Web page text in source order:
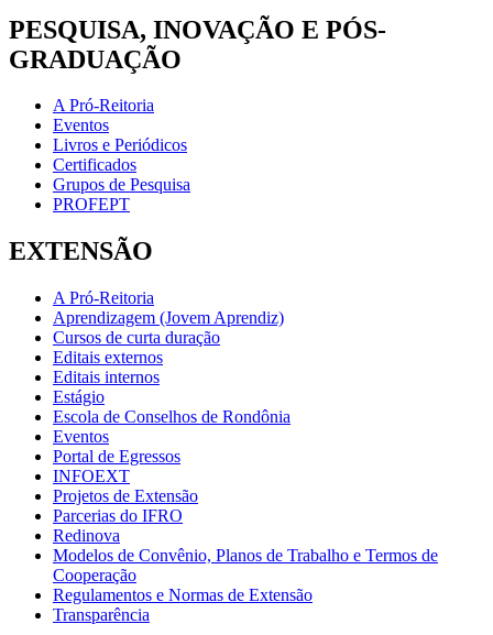
PESQUISA, INOVAÇÃO E PÓS-
GRADUAÇÃO
A Pró-Reitoria
Eventos
Livros e Periódicos
Certificados
Grupos de Pesquisa
PROFEPT
EXTENSÃO
A Pró-Reitoria
Aprendizagem (Jovem Aprendiz)
Cursos de curta duração
Editais externos
Editais internos
Estágio
Escola de Conselhos de Rondônia
Eventos
Portal de Egressos
INFOEXT
Projetos de Extensão
Parcerias do IFRO
Redinova
Modelos de Convênio, Planos de Trabalho e Termos de
Cooperação
Regulamentos e Normas de Extensão
Transparência